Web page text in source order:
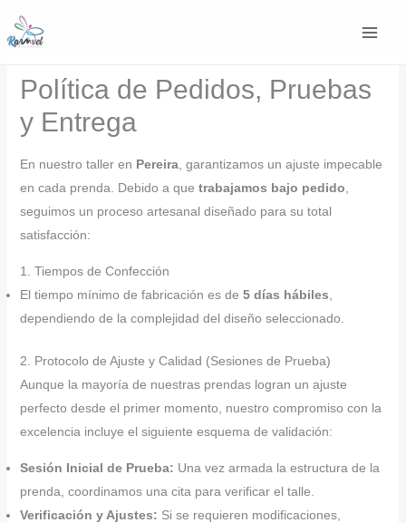
al
Política de Pedidos, Pruebas
y Entrega
En nuestro taller en Pereira, garantizamos un ajuste impecable
en cada prenda. Debido a que trabajamos bajo pedido
seguimos un proceso artesanal diseñado para su total
satisfacción:
1. Tiempos de Confección
El tiempo mínimo de fabricación es de 5 días hábiles
dependiendo de la complejidad del diseño seleccionado.
2. Protocolo de Ajuste y Calidad (Sesiones de Prueba)
Aunque la mayoría de nuestras prendas logran un ajuste
perfecto desde el primer momento, nuestro compromiso con la
excelencia incluye el siguiente esquema de validación:
Sesión Inicial de Prueba: Una vez armada la estructura de la
prenda, coordinamos una cita para verificar el talle.
Verificación y Ajustes: Si se requieren modificaciones,